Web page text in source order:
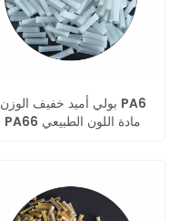
بولي أميد خفيف الوزن PA6
PA66 مادة اللون الطبيعي